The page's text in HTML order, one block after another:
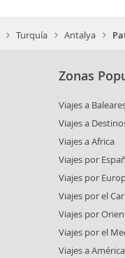
Turquía Antalya
Zonas
Viajes a
Viajes a
Viajes a Africa
Viajes por
Viajes por
Viajes por el
Viajes por
Viajes por el
Viajes a América